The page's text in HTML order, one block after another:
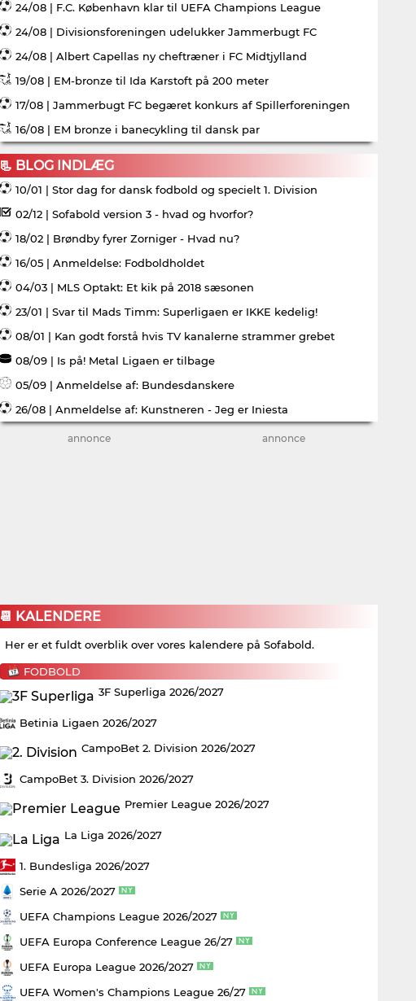
24/08 | F.C. København klar til UEFA Champions League
24/08 | Divisionsforeningen udelukker Jammerbugt FC
24/08 | Albert Capellas ny cheftræner i FC Midtjylland
19/08 | EM-bronze til Ida Karstoft på 200 meter
17/08 | Jammerbugt FC begæret konkurs af Spillerforeningen
16/08 | EM bronze i banecykling til dansk par
📃 BLOG INDLÆG
10/01 | Stor dag for dansk fodbold og specielt 1. Division
02/12 | Sofabold version 3 - hvad og hvorfor?
18/02 | Brøndby fyrer Zorniger - Hvad nu?
16/05 | Anmeldelse: Fodboldholdet
04/03 | MLS Optakt: Et kik på 2018 sæsonen
23/01 | Svar til Mads Timm: Superligaen er IKKE kedelig!
08/01 | Kan godt forstå hvis TV kanalerne strammer grebet
08/09 | Is på! Metal Ligaen er tilbage
05/09 | Anmeldelse af: Bundesdanskere
26/08 | Anmeldelse af: Kunstneren - Jeg er Iniesta
annonce annonce
📆 KALENDERE
Her er et fuldt overblik over vores kalendere på Sofabold.
FODBOLD
3F Superliga 2026/2027
Betinia Ligaen 2026/2027
CampoBet 2. Division 2026/2027
CampoBet 3. Division 2026/2027
Premier League 2026/2027
La Liga 2026/2027
1. Bundesliga 2026/2027
Serie A 2026/2027
UEFA Champions League 2026/2027
UEFA Europa Conference League 26/27
UEFA Europa League 2026/2027
UEFA Women's Champions League 26/27